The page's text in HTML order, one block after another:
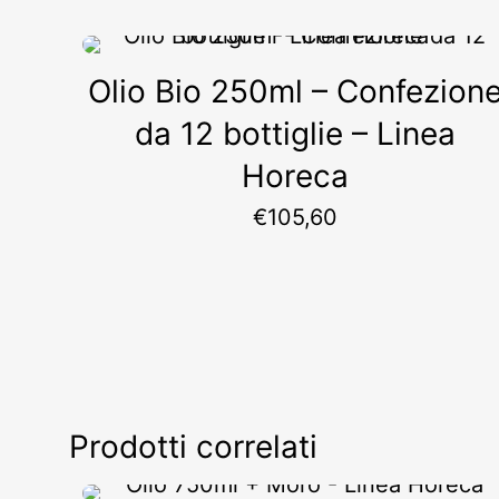
Olio Bio 250ml –
da 12 bottiglie – Linea
Horeca
€105,60
Prodotti correlati